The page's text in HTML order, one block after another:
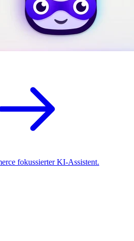
fokussierter KI-Assistent.